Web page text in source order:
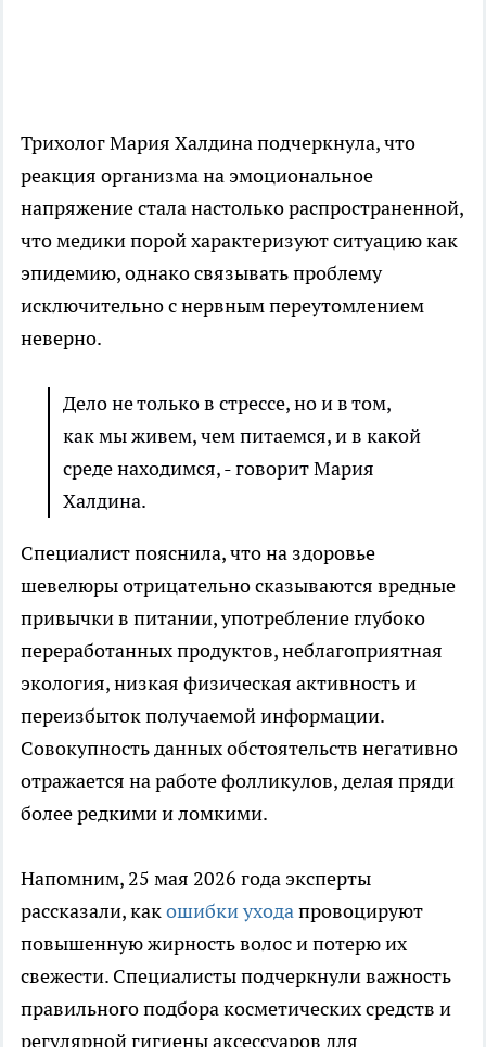
Трихолог Мария Халдина подчеркнула, что
реакция организма на эмоциональное
напряжение стала настолько распространенной,
что медики порой характеризуют ситуацию как
эпидемию, однако связывать проблему
исключительно с нервным переутомлением
неверно.
Дело не только в стрессе, но и в том,
как мы живем, чем питаемся, и в какой
среде находимся, - говорит Мария
Халдина.
Специалист пояснила, что на здоровье
шевелюры отрицательно сказываются вредные
привычки в питании, употребление глубоко
переработанных продуктов, неблагоприятная
экология, низкая физическая активность и
переизбыток получаемой информации.
Совокупность данных обстоятельств негативно
отражается на работе фолликулов, делая пряди
более редкими и ломкими.
Напомним, 25 мая 2026 года эксперты
рассказали, какошибки уходапровоцируют
повышенную жирность волос и потерю их
свежести. Специалисты подчеркнули важность
правильного подбора косметических средств и
регулярной гигиены аксессуаров для